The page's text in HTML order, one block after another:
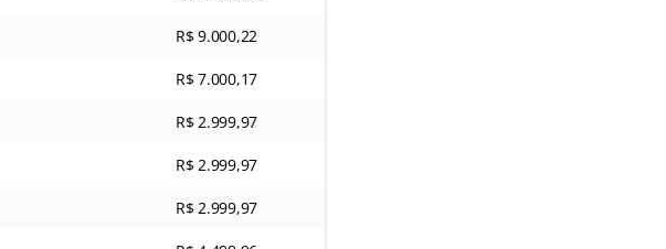
R$ 9.000,22
R$ 7.000,17
R$ 2.999,97
R$ 2.999,97
R$ 2.999,97